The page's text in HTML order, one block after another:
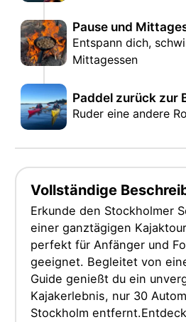
Pause und
Entspann dich,
Mittagessen
Paddel zurück zur
Ruder eine andere
Vollständige
Erkunde den Stockholmer
einer ganztägigen
perfekt für Anfänger und
geeignet. Begleitet von
Guide genießt du ein
Kajakerlebnis, nur 30
Stockholm